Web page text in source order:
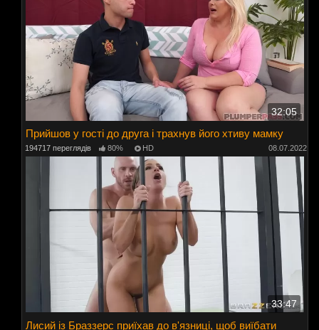
32:05
Прийшов у гості до друга і трахнув його хтиву мамку
194717 переглядів 80% HD 08.07.2022
33:47
Лисий із Браззерс приїхав до в'язниці, щоб виїбати